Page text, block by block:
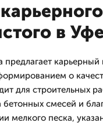
в Уфе
карьерный
о
для строительных
смесей и
мелкого песка,